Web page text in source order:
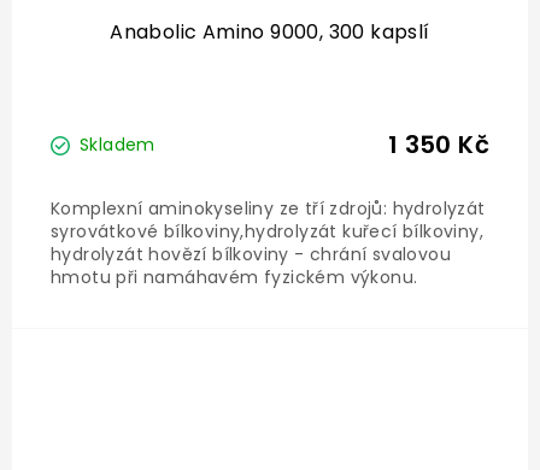
Anabolic Amino 9000, 300 kapslí
Skladem 1 350 Kč
Komplexní aminokyseliny ze tří zdrojů: hydrolyzát
syrovátkové bílkoviny,hydrolyzát kuřecí bílkoviny,
hydrolyzát hovězí bílkoviny - chrání svalovou
hmotu při namáhavém fyzickém výkonu.